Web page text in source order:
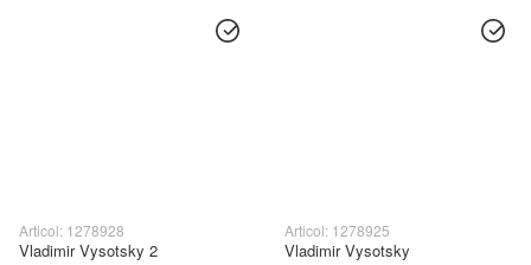
Articol: 1278928
Vladimir Vysotsky 2
Articol: 1278925
Vladimir Vysotsky